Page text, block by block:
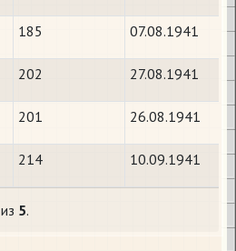
185 07.08.1941
202 27.08.1941
201 26.08.1941
214 10.09.1941
из 5.